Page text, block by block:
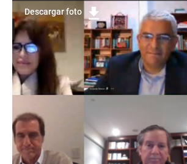
Descargar foto